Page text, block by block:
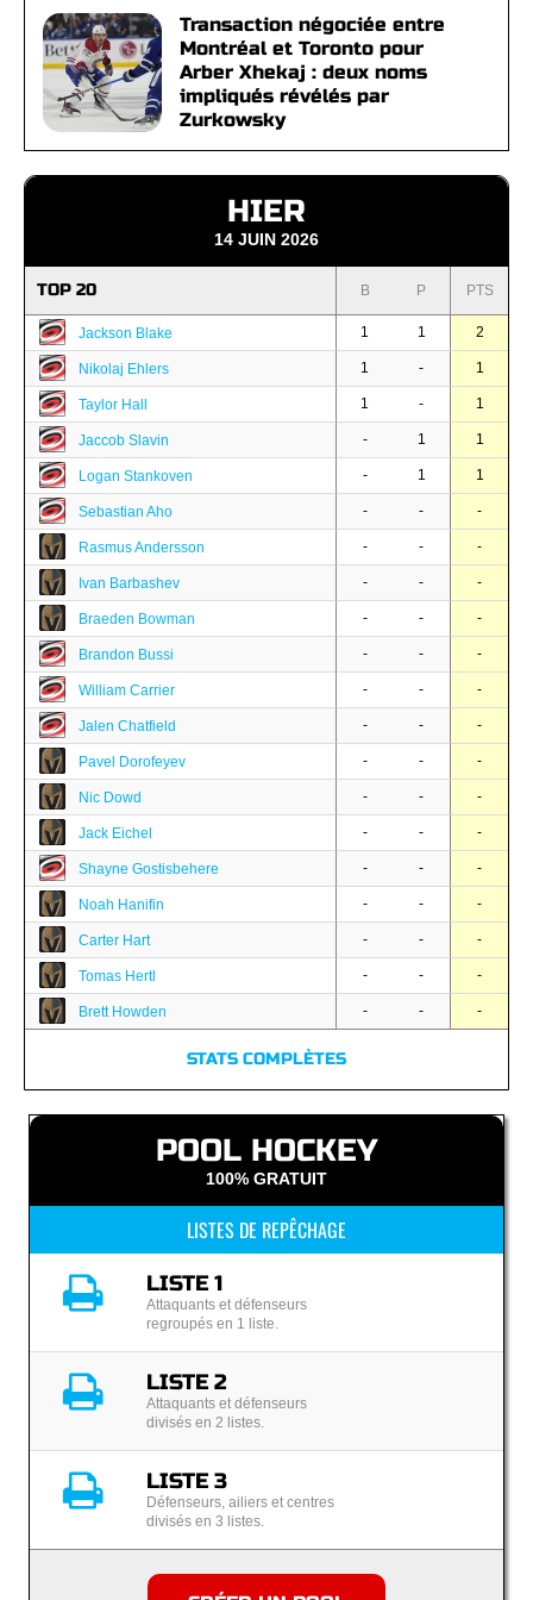
Transaction négociée entre
Montréal et Toronto pour
Arber Xhekaj : deux noms
impliqués révélés par
Zurkowsky
HIER
14 JUIN 2026
TOP 20 B P PTS
Jackson Blake 1 1 2
Nikolaj Ehlers 1 - 1
Taylor Hall 1 - 1
Jaccob Slavin - 1 1
Logan Stankoven - 1 1
Sebastian Aho - - -
Rasmus Andersson - - -
Ivan Barbashev - - -
Braeden Bowman - - -
Brandon Bussi - - -
William Carrier - - -
Jalen Chatfield - - -
Pavel Dorofeyev - - -
Nic Dowd - - -
Jack Eichel - - -
Shayne Gostisbehere - - -
Noah Hanifin - - -
Carter Hart - - -
Tomas Hertl - - -
Brett Howden - - -
STATS COMPLÈTES
POOL HOCKEY
100% GRATUIT
LISTES DE REPÊCHAGE
LISTE 1
Attaquants et défenseurs
regroupés en 1 liste.
LISTE 2
Attaquants et défenseurs
divisés en 2 listes.
LISTE 3
Défenseurs, ailiers et centres
divisés en 3 listes.